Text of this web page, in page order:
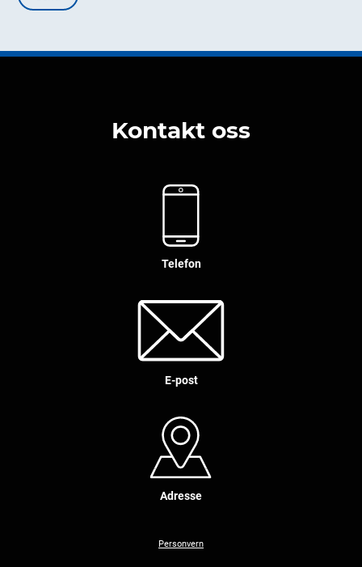
Kontakt oss
Telefon
E-post
Adresse
Personvern